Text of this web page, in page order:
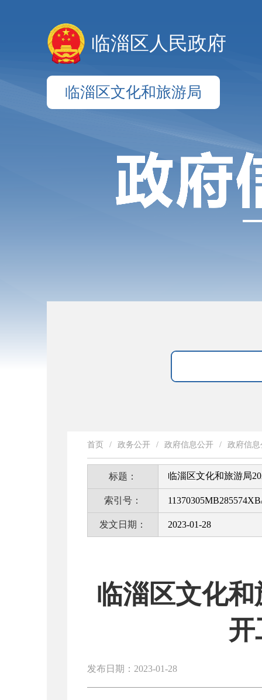
临淄区人民政府
临淄区文化和旅游局
首页 / 政务公开 / 政府信息公开 / 政府信
标题： 临淄区文化和旅游局
索引号：
发文日期： 2023-01-28
临淄区文化
开
发布日期：2023-01-28